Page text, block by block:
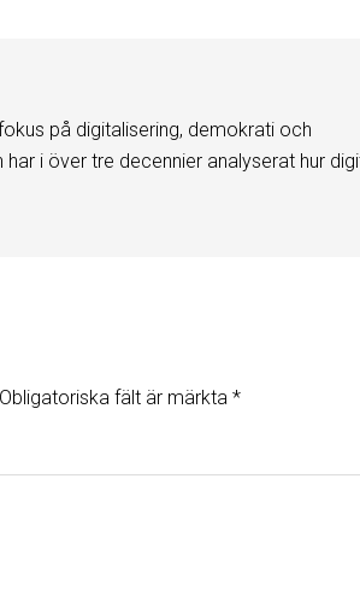
på digitalisering, demokrati och
i över tre decennier analyserat hur
Obligatoriska fält är märkta *